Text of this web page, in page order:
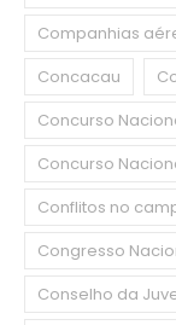
Companhias
Concacau
Concurso
Concurso
Conflitos no
Congresso
Conselho da